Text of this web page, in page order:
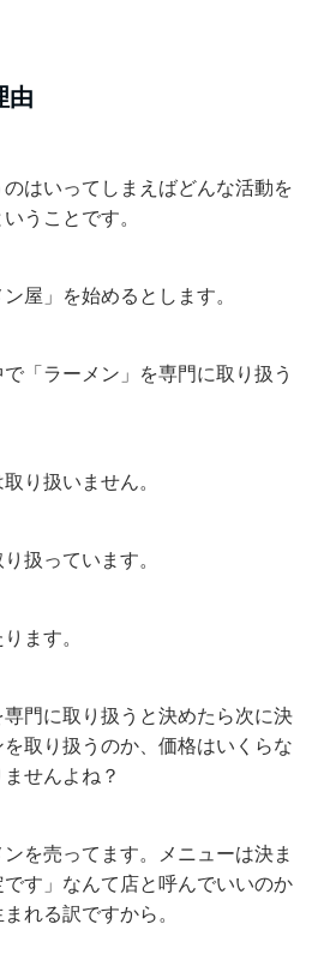
由
はいってしまえばどんな活動を
うことです。
屋」を始めるとします。
「ラーメン」を専門に取り扱う
り扱いません。
扱っています。
ます。
門に取り扱うと決めたら次に決
取り扱うのか、価格はいくらな
せんよね？
を売ってます。メニューは決ま
す」なんて店と呼んでいいのか
れる訳ですから。